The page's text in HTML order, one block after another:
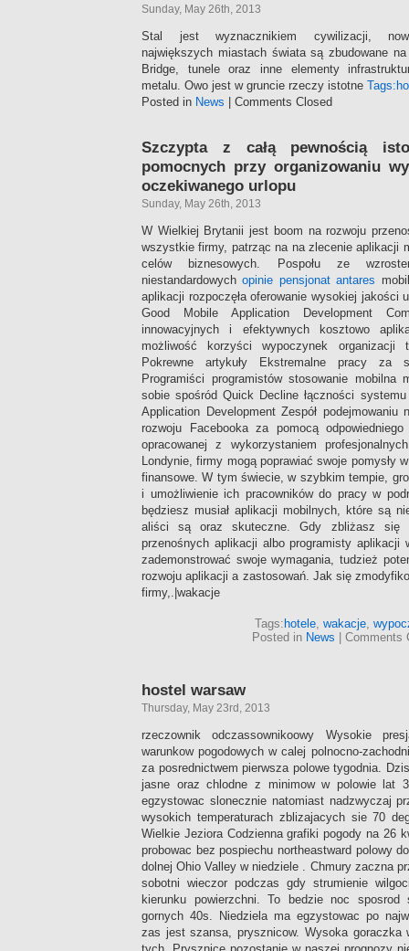
Sunday, May 26th, 2013
Stal jest wyznacznikiem cywilizacji,
największych miastach świata są zbudowane
Bridge, tunele oraz inne elementy
metalu. Owo jest w gruncie rzeczy istotne Tags:
Posted in News Comments Closed
Szczypta z całą pewnością
pomocnych przy organizowaniu
oczekiwanego urlopu
Sunday, May 26th, 2013
W Wielkiej Brytanii jest boom na rozwoju
wszystkie firmy, patrząc na na zlecenie aplikacji
celów biznesowych. Pospołu ze
niestandardowychopinie pensjonat antares
aplikacji rozpoczęła oferowanie wysokiej jakości
Good Mobile Application Development
innowacyjnych i efektywnych kosztowo
możliwość korzyści wypoczynek organizacji
Pokrewne artykuły Ekstremalne pracy za
Programiści programistów stosowanie mobilna
sobie spośród Quick Decline łączności
Application Development Zespół podejmowaniu
rozwoju Facebooka za pomocą
opracowanej z wykorzystaniem
Londynie, firmy mogą poprawiać swoje pomysły
finansowe. W tym świecie, w szybkim tempie,
i umożliwienie ich pracowników do pracy w
będziesz musiał aplikacji mobilnych, które są
aliści są oraz skuteczne. Gdy zbliżasz się
przenośnych aplikacji albo programisty aplikacji
zademonstrować swoje wymagania, tudzież
rozwoju aplikacji a zastosowań. Jak się
firmy,.|wakacje
Tags: hotele, wakacje,
Posted in News Comments
hostel warsaw
Thursday, May 23rd, 2013
rzeczownik odczassownikoowy Wysokie
warunkow pogodowych w calej polnocno-
za posrednictwem pierwsza polowe tygodnia.
jasne oraz chlodne z minimow w polowie lat
egzystowac slonecznie natomiast nadzwyczaj
wysokich temperaturach zblizajacych sie 70
Wielkie Jeziora Codzienna grafiki pogody na 26
probowac bez pospiechu northeastward polowy
dolnej Ohio Valley w niedziele . Chmury zaczna
sobotni wieczor podczas gdy strumienie
kierunku powierzchni. To bedzie noc
gornych 40s. Niedziela ma egzystowac po
zas jest szansa, prysznicow. Wysoka goraczka